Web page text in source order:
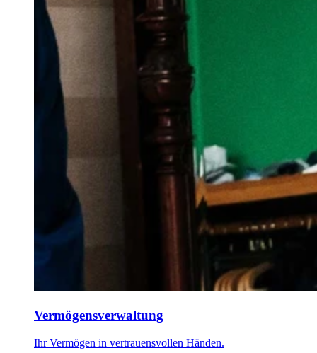
Vermögensverwaltung
Ihr Vermögen in vertrauensvollen Händen.